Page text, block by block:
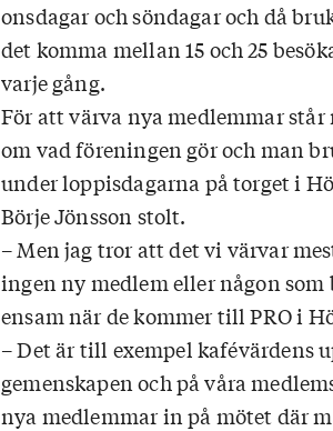
onsdagar och söndagar och då
det komma mellan 15 och 25
varje gång.
För att värva nya medlemmar
om vad föreningen gör och man
under loppisdagarna på torget i
Börje Jönsson stolt.
– Men jag tror att det vi värvar
ingen ny medlem eller någon som
ensam när de kommer till PRO i
– Det är till exempel kafévärdens
gemenskapen och på våra
nya medlemmar in på mötet där